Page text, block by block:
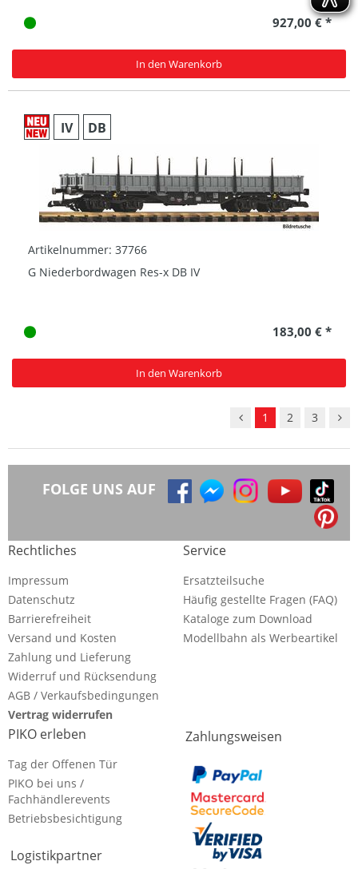
927,00 € *
In den Warenkorb
IV DB
Artikelnummer: 37766
G Niederbordwagen Res-x DB IV
183,00 € *
In den Warenkorb
1 2 3
FOLGE UNS AUF
Rechtliches
Impressum
Datenschutz
Barrierefreiheit
Versand und Kosten
Zahlung und Lieferung
Widerruf und Rücksendung
AGB / Verkaufsbedingungen
Vertrag widerrufen
Service
Ersatzteilsuche
Häufig gestellte Fragen (FAQ)
Kataloge zum Download
Modellbahn als Werbeartikel
PIKO erleben
Tag der Offenen Tür
PIKO bei uns /
Fachhändlerevents
Betriebsbesichtigung
Logistikpartner
Zahlungsweisen